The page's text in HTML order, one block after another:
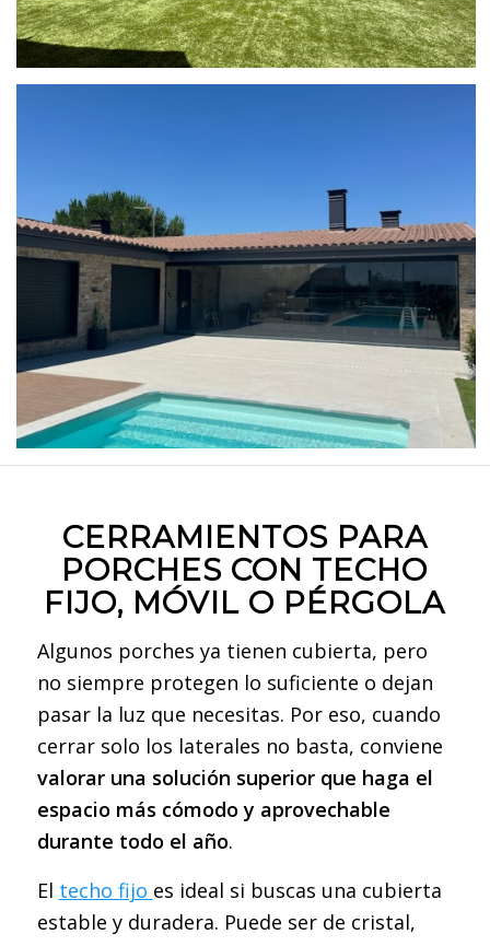
CERRAMIENTOS PARA
PORCHES CON TECHO
FIJO, MÓVIL O PÉRGOLA
Algunos porches ya tienen cubierta, pero
no siempre protegen lo suficiente o dejan
pasar la luz que necesitas. Por eso, cuando
cerrar solo los laterales no basta, conviene
valorar una solución superior que haga el
espacio más cómodo y aprovechable
durante todo el año.
El techo fijo es ideal si buscas una cubierta
estable y duradera. Puede ser de cristal,